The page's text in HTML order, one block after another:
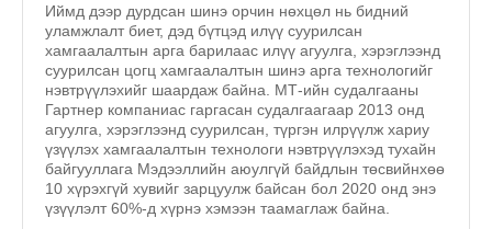
Иймд дээр дурдсан шинэ орчин нөхцөл нь бидний
уламжлалт биет, дэд бүтцэд илүү суурилсан
хамгаалалтын арга барилаас илүү агуулга, хэрэглээнд
суурилсан цогц хамгаалалтын шинэ арга технологийг
нэвтрүүлэхийг шаардаж байна. МТ-ийн судалгааны
Гартнер компаниас гаргасан судалгаагаар 2013 онд
агуулга, хэрэглээнд суурилсан, түргэн илрүүлж хариу
үзүүлэх хамгаалалтын технологи нэвтрүүлэхэд тухайн
байгууллага Мэдээллийн аюулгүй байдлын төсвийнхөө
10 хүрэхгүй хувийг зарцуулж байсан бол 2020 онд энэ
үзүүлэлт 60%-д хүрнэ хэмээн таамаглаж байна.